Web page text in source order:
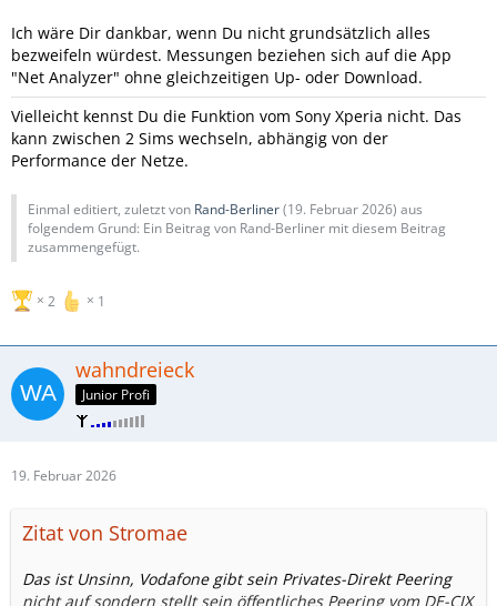
Ich wäre Dir dankbar, wenn Du nicht grundsätzlich alles
bezweifeln würdest. Messungen beziehen sich auf die App
"Net Analyzer" ohne gleichzeitigen Up- oder Download.
Vielleicht kennst Du die Funktion vom Sony Xperia nicht. Das
kann zwischen 2 Sims wechseln, abhängig von der
Performance der Netze.
Einmal editiert, zuletzt von Rand-Berliner(19. Februar 2026) aus
folgendem Grund: Ein Beitrag von Rand-Berliner mit diesem Beitrag
zusammengefügt.
2 1
wahndreieck
Junior Profi
19. Februar 2026
Zitat von Stromae
Das ist Unsinn, Vodafone gibt sein Privates-Direkt Peering
nicht auf sondern stellt sein öffentliches Peering vom DE-CIX